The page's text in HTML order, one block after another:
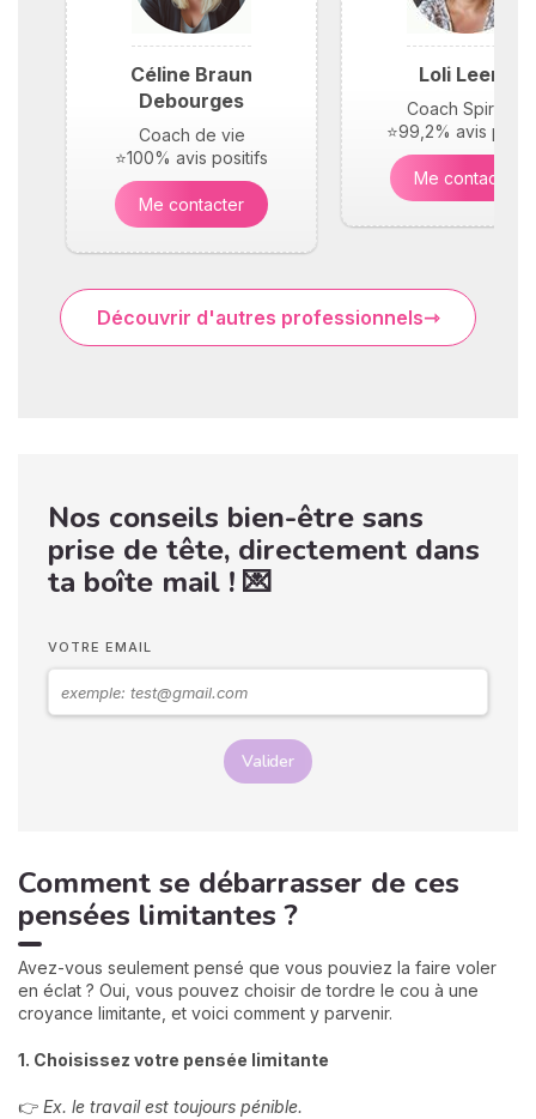
Céline Braun
Debourges
Coach de vie
⭐100% avis positifs
Me contacter
Loli Leene
Coach Spirituel
⭐99,2% avis
Me contacter
Découvrir d'autres professionnels
Nos conseils bien-être sans
prise de tête, directement dans
ta boîte mail ! 💌
VOTRE EMAIL
Valider
Comment se débarrasser de ces
pensées limitantes ?
Avez-vous seulement pensé que vous pouviez la faire voler
en éclat ? Oui, vous pouvez choisir de tordre le cou à une
croyance limitante, et voici comment y parvenir.
1. Choisissez votre pensée limitante
👉 Ex. le travail est toujours pénible.